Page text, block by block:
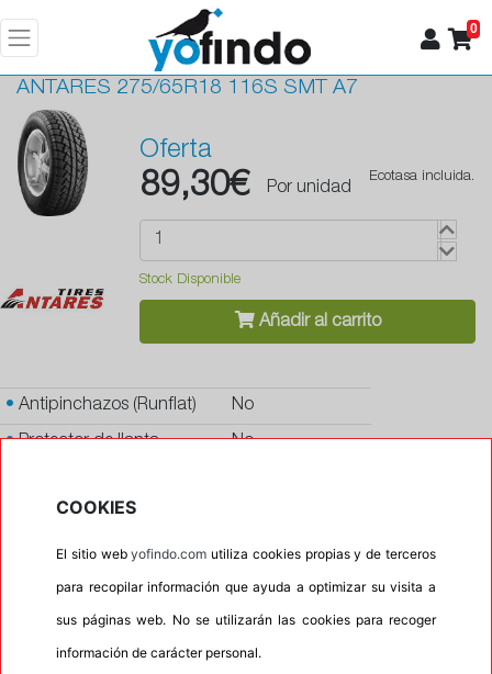
0
ANTARES 275/65R18 116S SMT A7
Oferta
89,30€ Por unidad
Ecotasa incluida.
Stock Disponible
Añadir al carrito
• Antipinchazos (Runflat) No
•Protector de llanta No
Letras blancas
Espuma antiruido No
Si
Banda blanca No
No
COOKIES
El sitio webyofindo.com utiliza cookies propias y de terceros
para recopilar información que ayuda a optimizar su visita a
sus páginas web. No se utilizarán las cookies para recoger
información de carácter personal.